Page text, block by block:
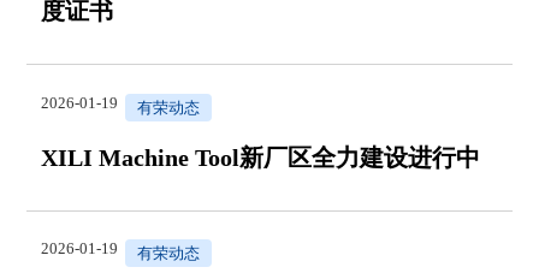
度证书
2026-01-19 有荣动态
XILI Machine Tool新厂区全力建设进行中
2026-01-19 有荣动态